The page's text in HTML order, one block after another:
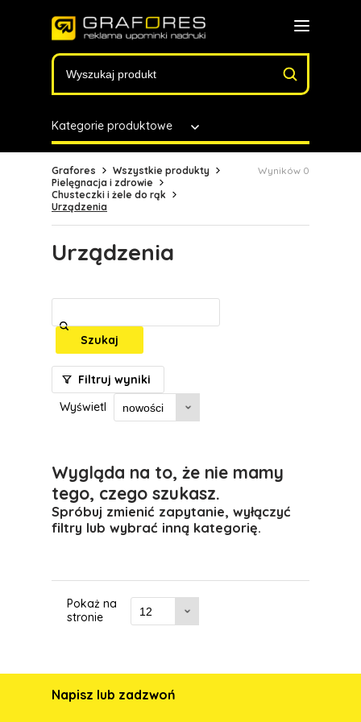
Kategorie produktowe
Grafores
Wszystkie produkty
Pielęgnacja i zdrowie
Chusteczki i żele do rąk
Urządzenia
Wyników 0
Urządzenia
Szukaj
Filtruj wyniki
Wyświetl
Wygląda na to, że nie mamy
tego, czego szukasz.
Spróbuj zmienić zapytanie, wyłączyć
filtry lub wybrać inną kategorię.
Pokaż na
stronie
Napisz lub zadzwoń